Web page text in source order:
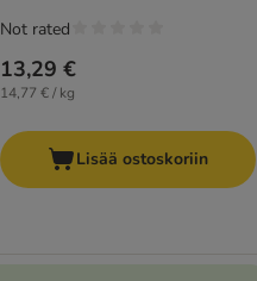
13,29 €
14,77 € / kg
Not rated
Lisää ostoskoriin